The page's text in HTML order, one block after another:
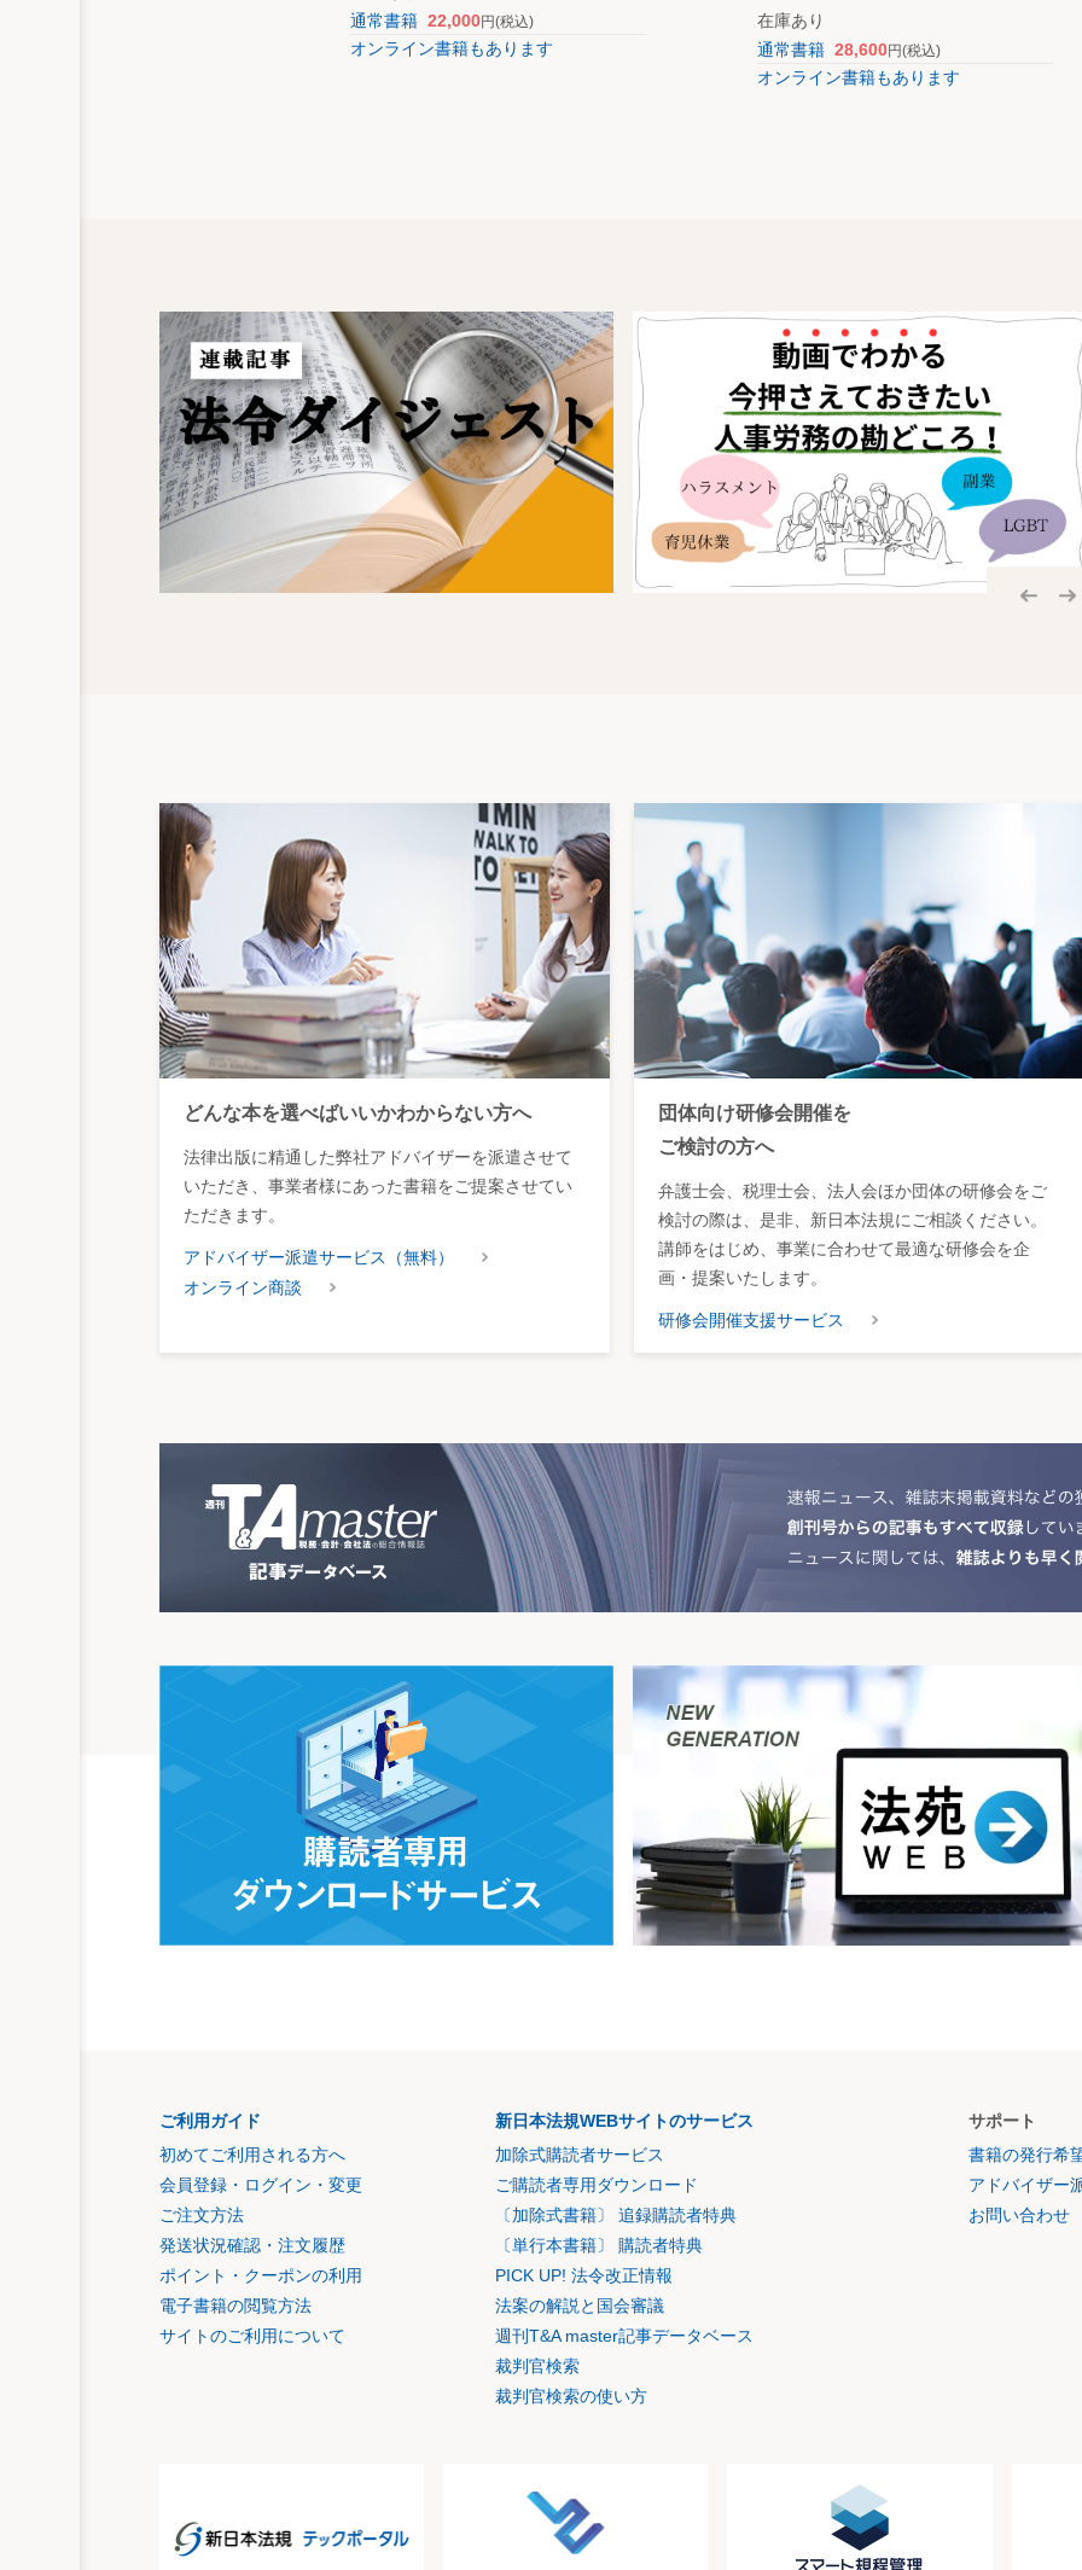
通常書籍 22,000円(税込)
オンライン書籍もあります
在庫あり
通常書籍 28,600円(税込)
オンライン書籍もあります
どんな本を選べばいいかわからない方へ
法律出版に精通した弊社アドバイザーを派遣させて
いただき、事業者様にあった書籍をご提案させてい
ただきます。
アドバイザー派遣サービス（無料）
オンライン商談
団体向け研修会開催を
ご検討の方へ
弁護士会、税理士会、法人会ほか団体の研修会をご
検討の際は、是非、新日本法規にご相談ください。
講師をはじめ、事業に合わせて最適な研修会を企
画・提案いたします。
研修会開催支援サービス
ご利用ガイド
初めてご利用される方へ
会員登録・ログイン・変更
ご注文方法
発送状況確認・注文履歴
ポイント・クーポンの利用
電子書籍の閲覧方法
サイトのご利用について
新日本法規WEBサイトのサービス
加除式購読者サービス
ご購読者専用ダウンロード
〔加除式書籍〕 追録購読者特典
〔単行本書籍〕 購読者特典
PICK UP! 法令改正情報
法案の解説と国会審議
週刊T&A master記事データベース
裁判官検索
裁判官検索の使い方
サポート
書籍の発行希
アドバイザー
お問い合わせ